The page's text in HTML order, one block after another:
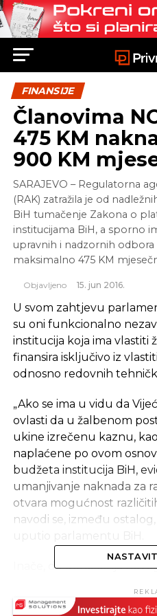
FINANSIJE
Članovima
475 KM
900 KM
SARAJEVO – Regulatorna
(RAK) zatražila je od
BiH tumačenje Zakona o
institucijama BiH, a sporno
upravnih i nadzornih
maksimalno 475 KM
Objavljeno 15. jun 2016.
U svom zahtjevu
su oni funkcionalno
institucija koja ima vlastiti
finansira isključivo iz
odnosno redovnih
„Ako se ima u vidu da
ovlasti da u žalbenom
ukine izrečenu kaznu,
naplaćene po ovom
budžeta institucija BiH,
umanjivanje naknada za
otvara mogućnost
navodi se, između
Inače, do donošenja
Regulatorne agencije za